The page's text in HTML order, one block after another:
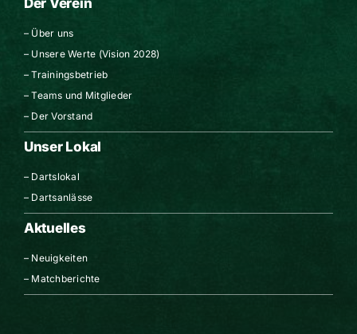
Der Verein
– Über uns
– Unsere Werte (Vision 2028)
–Trainingsbetrieb
–Teams und Mitglieder
– Der Vorstand
Unser Lokal
– Dartslokal
– Dartsanlässe
Aktuelles
– Neuigkeiten
– Matchberichte